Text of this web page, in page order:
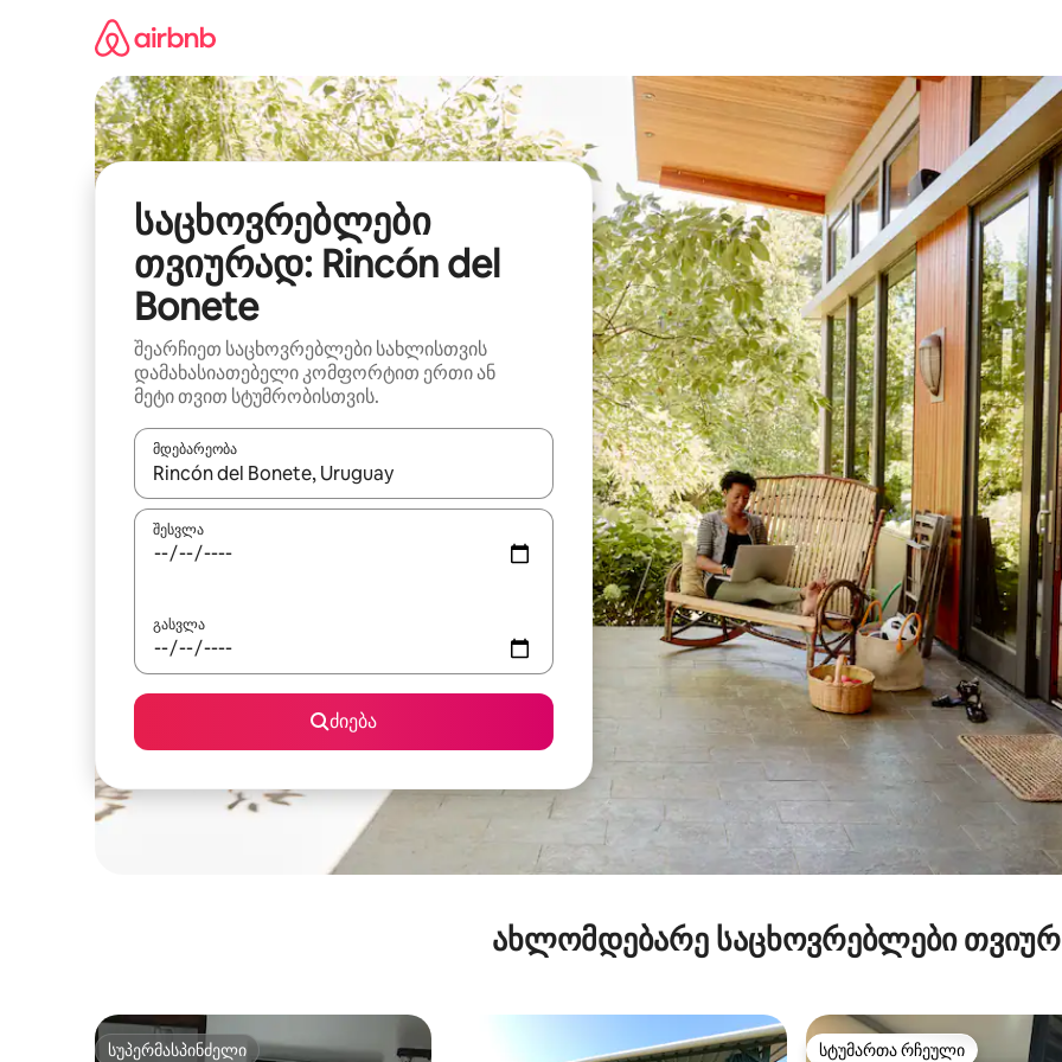
საცხოვრებლები
თვიურად: Rincón del
Bonete
შეარჩიეთ საცხოვრებლები სახლისთვის
დამახასიათებელი კომფორტით ერთი ან
მეტი თვით სტუმრობისთვის.
მდებარეობა
როცა შედეგები ხელმისაწვდომი გახდება, ნავიგაციისთვის გამოიყენეთ კლავიშები ზემოთ/ქვემოთ მიმართული
შესვლა
გასვლა
ძიება
ახლომდებარე საცხოვრებლები
სუპერმასპინძელი სტუმართა რჩეული